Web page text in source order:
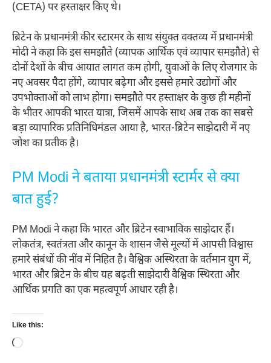
(CETA) पर हस्ताक्षर किए थे।
ब्रिटेन के प्रधानमंत्री कीर स्टारमर के साथ संयुक्त वक्तव्य में प्रधानमंत्री
मोदी ने कहा कि इस समझौते (व्यापक आर्थिक एवं व्यापार समझौते) से
दोनों देशों के बीच आयात लागत कम होगी, युवाओं के लिए रोजगार के
नए अवसर पैदा होंगे, व्यापार बढ़ेगा और इससे हमारे उद्योगों और
उपभोक्ताओं को लाभ होगा। समझौते पर हस्ताक्षर के कुछ ही महीनों
के भीतर आपकी भारत यात्रा, जिसमें आपके साथ अब तक का सबसे
बड़ा व्यापारिक प्रतिनिधिमंडल आया है, भारत-ब्रिटेन साझेदारी में नए
जोश का प्रतीक है।
PM Modi ने बताया प्रधानमंत्री स्टार्मर से क्या
बात हुई?
PM Modi ने कहा कि भारत और ब्रिटेन स्वाभाविक साझेदार हैं।
लोकतंत्र, स्वतंत्रता और कानून के शासन जैसे मूल्यों में आपसी विश्वास
हमारे संबंधों की नींव में निहित है। वैश्विक अस्थिरता के वर्तमान युग में,
भारत और ब्रिटेन के बीच यह बढ़ती साझेदारी वैश्विक स्थिरता और
आर्थिक प्रगति का एक महत्वपूर्ण आधार रही है।
Like this:
Loading…